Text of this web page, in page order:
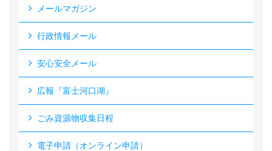
メールマガジン
行政情報メール
安心安全メール
広報『富士河口湖』
ごみ資源物収集日程
電子申請（オンライン申請）